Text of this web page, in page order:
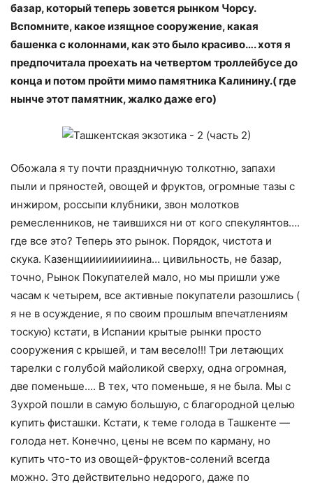
базар, который теперь зовется рынком Чорсу.
Вспомните, какое изящное сооружение, какая
башенка с колоннами, как это было красиво…. хотя я
предпочитала проехать на четвертом троллейбусе до
конца и потом пройти мимо памятника Калинину.( где
нынче этот памятник, жалко даже его)
Обожала я ту почти праздничную толкотню, запахи
пыли и пряностей, овощей и фруктов, огромные тазы с
инжиром, россыпи клубники, звон молотков
ремесленников, не таившихся ни от кого спекулянтов….
где все это? Теперь это рынок. Порядок, чистота и
скука. Казенщииииииииина… цивильность, не базар,
точно, Рынок Покупателей мало, но мы пришли уже
часам к четырем, все активные покупатели разошлись (
я не в осуждение, я по своим прошлым впечатлениям
тоскую) кстати, в Испании крытые рынки просто
сооружения с крышей, и там весело!!! Три летающих
тарелки с голубой майоликой сверху, одна огромная,
две поменьше…. В тех, что поменьше, я не была. Мы с
Зухрой пошли в самую большую, с благородной целью
купить фисташки. Кстати, к теме голода в Ташкенте —
голода нет. Конечно, цены не всем по карману, но
купить что-то из овощей-фруктов-солений всегда
можно. Это действительно недорого, даже по